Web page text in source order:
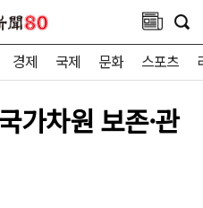
경제 국제 문화 스포츠
가차원 보존·관